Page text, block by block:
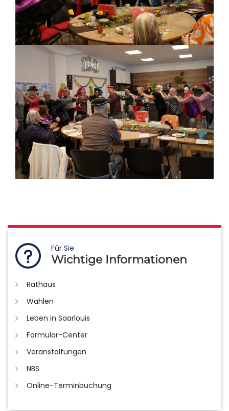
Für Sie
Wichtige Informationen
Rathaus
Wahlen
Leben in Saarlouis
Formular-Center
Veranstaltungen
NBS
Online-Terminbuchung